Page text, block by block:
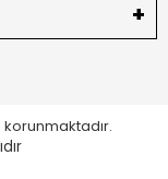
korunmaktadır.